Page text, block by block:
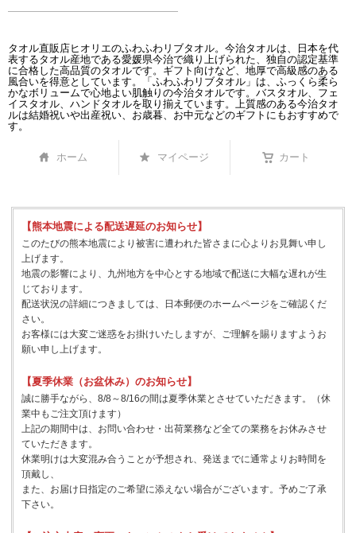
タオル直販店ヒオリエのふわふわリブタオル。今治タオルは、日本を代
表するタオル産地である愛媛県今治で織り上げられた、独自の認定基準
に合格した高品質のタオルです。ギフト向けなど、地厚で高級感のある
風合いを得意としています。「ふわふわリブタオル」は、ふっくら柔ら
かなボリュームで心地よい肌触りの今治タオルです。バスタオル、フェ
イスタオル、ハンドタオルを取り揃えています。上質感のある今治タオ
ルは結婚祝いや出産祝い、お歳暮、お中元などのギフトにもおすすめで
す。
ホーム マイページ カート
【熊本地震による配送遅延のお知らせ】
このたびの熊本地震により被害に遭われた皆さまに心よりお見舞い申し
上げます。
地震の影響により、九州地方を中心とする地域で配送に大幅な遅れが生
じております。
配送状況の詳細につきましては、日本郵便のホームページをご確認くだ
さい。
お客様には大変ご迷惑をお掛けいたしますが、ご理解を賜りますようお
願い申し上げます。
【夏季休業（お盆休み）のお知らせ】
誠に勝手ながら、8/8～8/16の間は夏季休業とさせていただきます。（休
業中もご注文頂けます）
上記の期間中は、お問い合わせ・出荷業務など全ての業務をお休みさせ
ていただきます。
休業明けは大変混み合うことが予想され、発送までに通常よりお時間を
頂戴し、
また、お届け日指定のご希望に添えない場合がございます。予めご了承
下さい。